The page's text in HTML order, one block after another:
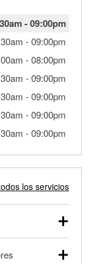
-09:00pm
-09:00pm
-08:00pm
-09:00pm
-09:00pm
-09:00pm
-09:00pm
los servicios
y